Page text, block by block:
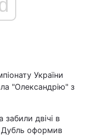
України
"Олександрію" з
забили двічі в
Дубль оформив